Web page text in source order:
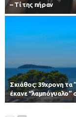
– Τί της πήραν
Σκιάθος: 39χρονη τα
έκανε “λαμπόγυαλο”